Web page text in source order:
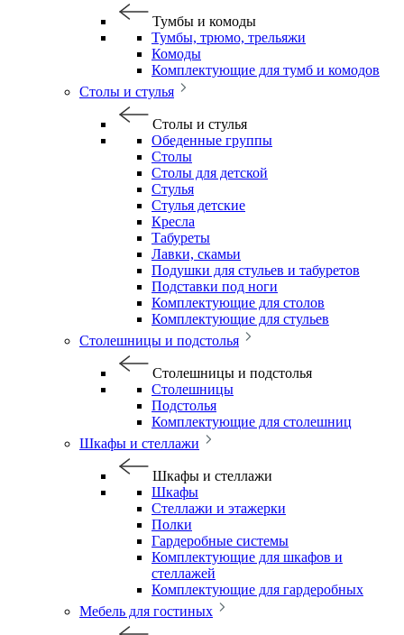
Тумбы и комоды
Тумбы, трюмо, трельяжи
Комоды
Комплектующие для тумб и комодов
Столы и стулья
Столы и стулья
Обеденные группы
Столы
Столы для детской
Стулья
Стулья детские
Кресла
Табуреты
Лавки, скамьи
Подушки для стульев и табуретов
Подставки под ноги
Комплектующие для столов
Комплектующие для стульев
Столешницы и подстолья
Столешницы и подстолья
Столешницы
Подстолья
Комплектующие для столешниц
Шкафы и стеллажи
Шкафы и стеллажи
Шкафы
Стеллажи и этажерки
Полки
Гардеробные системы
Комплектующие для шкафов и
стеллажей
Комплектующие для гардеробных
Мебель для гостиных